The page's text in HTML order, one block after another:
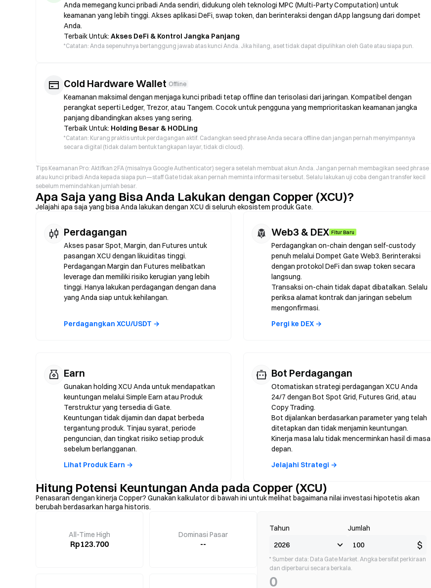
Anda memegang kunci pribadi Anda sendiri, didukung oleh teknologi MPC (Multi-Party Computation) untuk
keamanan yang lebih tinggi. Akses aplikasi DeFi, swap token, dan berinteraksi dengan dApp langsung dari dompet
Anda.
Terbaik Untuk: Akses DeFi & Kontrol Jangka Panjang
*Catatan: Anda sepenuhnya bertanggung jawab atas kunci Anda. Jika hilang, aset tidak dapat dipulihkan oleh Gate atau siapa pun.
Cold Hardware Wallet Offline
Keamanan maksimal dengan menjaga kunci pribadi tetap offline dan terisolasi dari jaringan. Kompatibel dengan
perangkat seperti Ledger, Trezor, atau Tangem. Cocok untuk pengguna yang memprioritaskan keamanan jangka
panjang dibandingkan akses yang sering.
Terbaik Untuk: Holding Besar & HODLing
*Catatan: Kurang praktis untuk perdagangan aktif. Cadangkan seed phrase Anda secara offline dan jangan pernah menyimpannya
secara digital (tidak dalam bentuk tangkapan layar, tidak di cloud).
Tips Keamanan Pro: Aktifkan 2FA (misalnya Google Authenticator) segera setelah membuat akun Anda. Jangan pernah membagikan seed phrase
atau kunci pribadi Anda kepada siapa pun—staff Gate tidak akan pernah meminta informasi tersebut. Selalu lakukan uji coba dengan transfer kecil
sebelum memindahkan jumlah besar.
Apa Saja yang Bisa Anda Lakukan dengan Copper (XCU)?
Jelajahi apa saja yang bisa Anda lakukan dengan XCU di seluruh ekosistem produk Gate.
Perdagangan
Akses pasar Spot, Margin, dan Futures untuk
pasangan XCU dengan likuiditas tinggi.
Perdagangan Margin dan Futures melibatkan
leverage dan memiliki risiko kerugian yang lebih
tinggi. Hanya lakukan perdagangan dengan dana
yang Anda siap untuk kehilangan.
Perdagangkan XCU/USDT →
Web3 & DEX Fitur Baru
Perdagangkan on-chain dengan self-custody
penuh melalui Dompet Gate Web3. Berinteraksi
dengan protokol DeFi dan swap token secara
langsung.
Transaksi on-chain tidak dapat dibatalkan. Selalu
periksa alamat kontrak dan jaringan sebelum
mengonfirmasi.
Pergi ke DEX →
Earn
Gunakan holding XCU Anda untuk mendapatkan
keuntungan melalui Simple Earn atau Produk
Terstruktur yang tersedia di Gate.
Keuntungan tidak dijamin dan dapat berbeda
tergantung produk. Tinjau syarat, periode
penguncian, dan tingkat risiko setiap produk
sebelum berlangganan.
Lihat Produk Earn →
Bot Perdagangan
Otomatiskan strategi perdagangan XCU Anda
24/7 dengan Bot Spot Grid, Futures Grid, atau
Copy Trading.
Bot dijalankan berdasarkan parameter yang telah
ditetapkan dan tidak menjamin keuntungan.
Kinerja masa lalu tidak mencerminkan hasil di masa
depan.
Jelajahi Strategi →
Hitung Potensi Keuntungan Anda pada Copper (XCU)
Penasaran dengan kinerja Copper? Gunakan kalkulator di bawah ini untuk melihat bagaimana nilai investasi hipotetis akan
berubah berdasarkan harga historis.
All-Time High
Rp123.700
Dominasi Pasar
--
Tahun Jumlah
$
* Sumber data: Data Gate Market. Angka bersifat perkiraan
dan diperbarui secara berkala.
0